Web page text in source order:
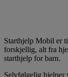
Starthjelp Mobil er
forskjellig, alt fra
starthjelp for barn.
Selvfølgelig hjelper